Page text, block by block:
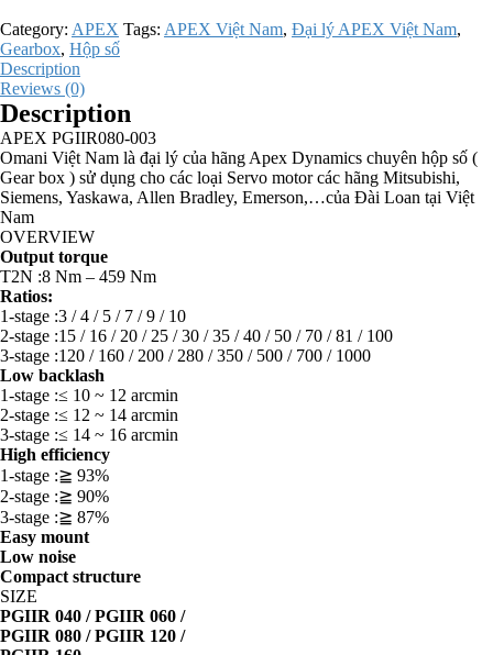
Category: APEX Tags: APEX Việt Nam, Đại lý APEX Việt Nam,
Gearbox, Hộp số
Description
Reviews (0)
Description
APEX PGIIR080-003
Omani Việt Nam là đại lý của hãng Apex Dynamics chuyên hộp số (
Gear box ) sử dụng cho các loại Servo motor các hãng Mitsubishi,
Siemens, Yaskawa, Allen Bradley, Emerson,…của Đài Loan tại Việt
Nam
OVERVIEW
Output torque
T2N :8 Nm – 459 Nm
Ratios:
1-stage :3 / 4 / 5 / 7 / 9 / 10
2-stage :15 / 16 / 20 / 25 / 30 / 35 / 40 / 50 / 70 / 81 / 100
3-stage :120 / 160 / 200 / 280 / 350 / 500 / 700 / 1000
Low backlash
1-stage :≤ 10 ~ 12 arcmin
2-stage :≤ 12 ~ 14 arcmin
3-stage :≤ 14 ~ 16 arcmin
High efficiency
1-stage :≧ 93%
2-stage :≧ 90%
3-stage :≧ 87%
Easy mount
Low noise
Compact structure
SIZE
PGIIR 040 / PGIIR 060 /
PGIIR 080 / PGIIR 120 /